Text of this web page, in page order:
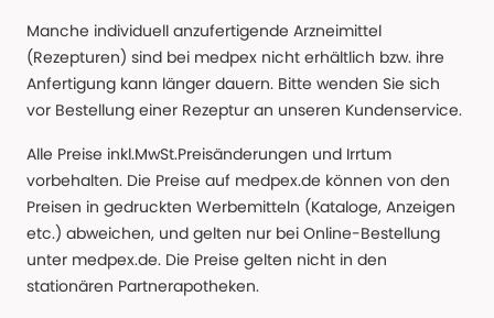
Manche individuell anzufertigende Arzneimittel
(Rezepturen) sind bei medpex nicht erhältlich bzw. ihre
Anfertigung kann länger dauern. Bitte wenden Sie sich
vor Bestellung einer Rezeptur an unseren Kundenservice.
Alle Preise inkl.MwSt.Preisänderungen und Irrtum
vorbehalten. Die Preise auf medpex.de können von den
Preisen in gedruckten Werbemitteln (Kataloge, Anzeigen
etc.) abweichen, und gelten nur bei Online-Bestellung
unter medpex.de. Die Preise gelten nicht in den
stationären Partnerapotheken.